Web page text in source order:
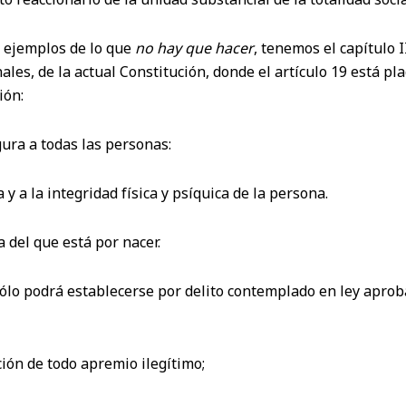
de lo que no hay que hacer, tenemos el capítulo
de la actual Constitución, donde el artículo 19 está
a todas las personas:
y a la integridad física y psíquica de la persona.
del que está por nacer.
podrá establecerse por delito contemplado en ley
de todo apremio ilegítimo;